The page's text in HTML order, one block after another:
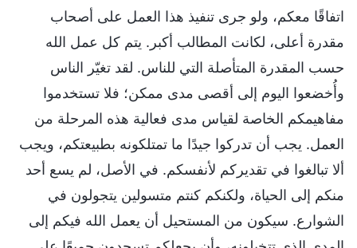
اتفاقًا معكم، ولو جرى تنفيذ هذا العمل على أصحاب
مقدرة أعلى، لكانت المطالب أكبر. يتم كل عمل الله
حسب المقدرة المتأصلة التي للناس. لقد تغيّر الناس
وأُخضعوا اليوم إلى أقصى مدى ممكن؛ فلا تستخدموا
مفاهيمكم الخاصة لقياس مدى فعالية هذه المرحلة من
العمل. يجب أن تدركوا جيدًا ما تمتلكونه بطبيعتكم، ويجب
ألا تبالغوا في تقديركم لأنفسكم. في الأصل، لم يسع أحد
منكم إلى الحياة، ولكنكم كنتم متسولين يتجولون في
الشوارع. سيكون من المستحيل أن يعمل الله فيكم إلى